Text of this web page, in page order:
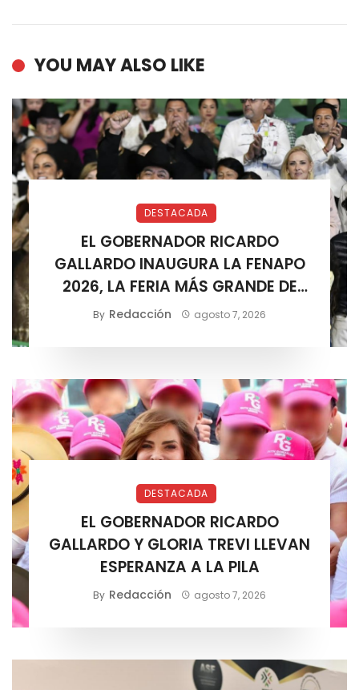
YOU MAY ALSO LIKE
DESTACADA
EL GOBERNADOR RICARDO
GALLARDO INAUGURA LA FENAPO
2026, LA FERIA MÁS GRANDE DE
MÉXICO
By Redacción agosto 7, 2026
DESTACADA
EL GOBERNADOR RICARDO
GALLARDO Y GLORIA TREVI LLEVAN
ESPERANZA A LA PILA
By Redacción agosto 7, 2026